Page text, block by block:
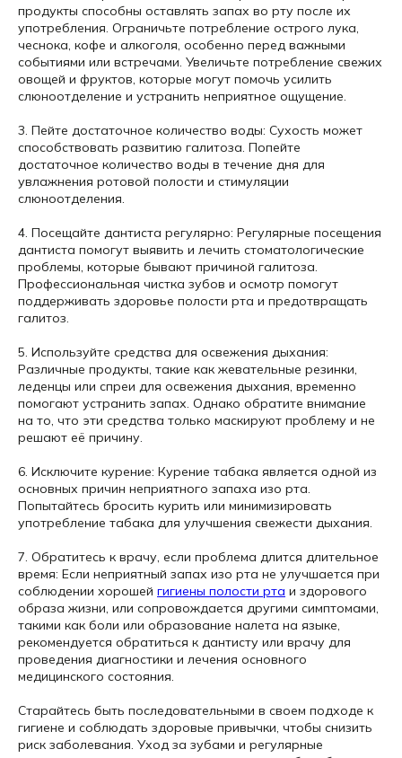
продукты способны оставлять запах во рту после их
употребления. Ограничьте потребление острого лука,
чеснока, кофе и алкоголя, особенно перед важными
событиями или встречами. Увеличьте потребление свежих
овощей и фруктов, которые могут помочь усилить
слюноотделение и устранить неприятное ощущение.
3. Пейте достаточное количество воды: Сухость может
способствовать развитию галитоза. Попейте
достаточное количество воды в течение дня для
увлажнения ротовой полости и стимуляции
слюноотделения.
4. Посещайте дантиста регулярно: Регулярные посещения
дантиста помогут выявить и лечить стоматологические
проблемы, которые бывают причиной галитоза.
Профессиональная чистка зубов и осмотр помогут
поддерживать здоровье полости рта и предотвращать
галитоз.
5. Используйте средства для освежения дыхания:
Различные продукты, такие как жевательные резинки,
леденцы или спреи для освежения дыхания, временно
помогают устранить запах. Однако обратите внимание
на то, что эти средства только маскируют проблему и не
решают её причину.
6. Исключите курение: Курение табака является одной из
основных причин неприятного запаха изо рта.
Попытайтесь бросить курить или минимизировать
употребление табака для улучшения свежести дыхания.
7. Обратитесь к врачу, если проблема длится длительное
время: Если неприятный запах изо рта не улучшается при
соблюдении хорошей гигиены полости рта и здорового
образа жизни, или сопровождается другими симптомами,
такими как боли или образование налета на языке,
рекомендуется обратиться к дантисту или врачу для
проведения диагностики и лечения основного
медицинского состояния.
Старайтесь быть последовательными в своем подходе к
гигиене и соблюдать здоровые привычки, чтобы снизить
риск заболевания. Уход за зубами и регулярные